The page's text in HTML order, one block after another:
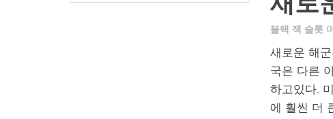
블랙 잭 슬롯
새로운 해
국은 다른
하고있다.
에 훨씬 더